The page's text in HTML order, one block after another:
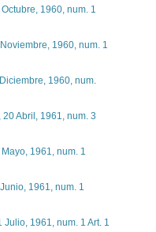
1960, num. 1
1960, num. 1
1960, num.
20 Abril, 1961, num. 3
1961, num. 1
1961, num. 1
Julio, 1961, num. 1 Art. 1